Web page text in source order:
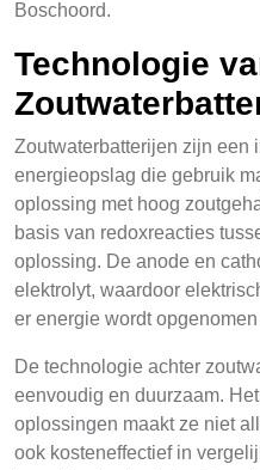
Boschoord.
Technologie
Zoutwaterbatterijen zijn een
energieopslag die gebruik
oplossing met hoog
basis van redoxreacties
oplossing. De anode en
elektrolyt, waardoor
er energie wordt
De technologie achter
eenvoudig en duurzaam.
oplossingen maakt ze niet
ook kosteneffectief in